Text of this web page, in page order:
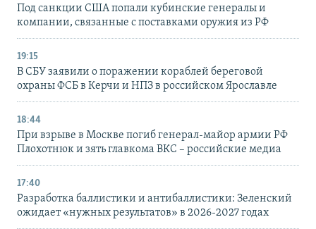
Под санкции США попали кубинские генералы и
компании, связанные с поставками оружия из РФ
19:15
В СБУ заявили о поражении кораблей береговой
охраны ФСБ в Керчи и НПЗ в российском Ярославле
18:44
При взрыве в Москве погиб генерал-майор армии РФ
Плохотнюк и зять главкома ВКС – российские медиа
17:40
Разработка баллистики и антибаллистики: Зеленский
ожидает «нужных результатов» в 2026-2027 годах